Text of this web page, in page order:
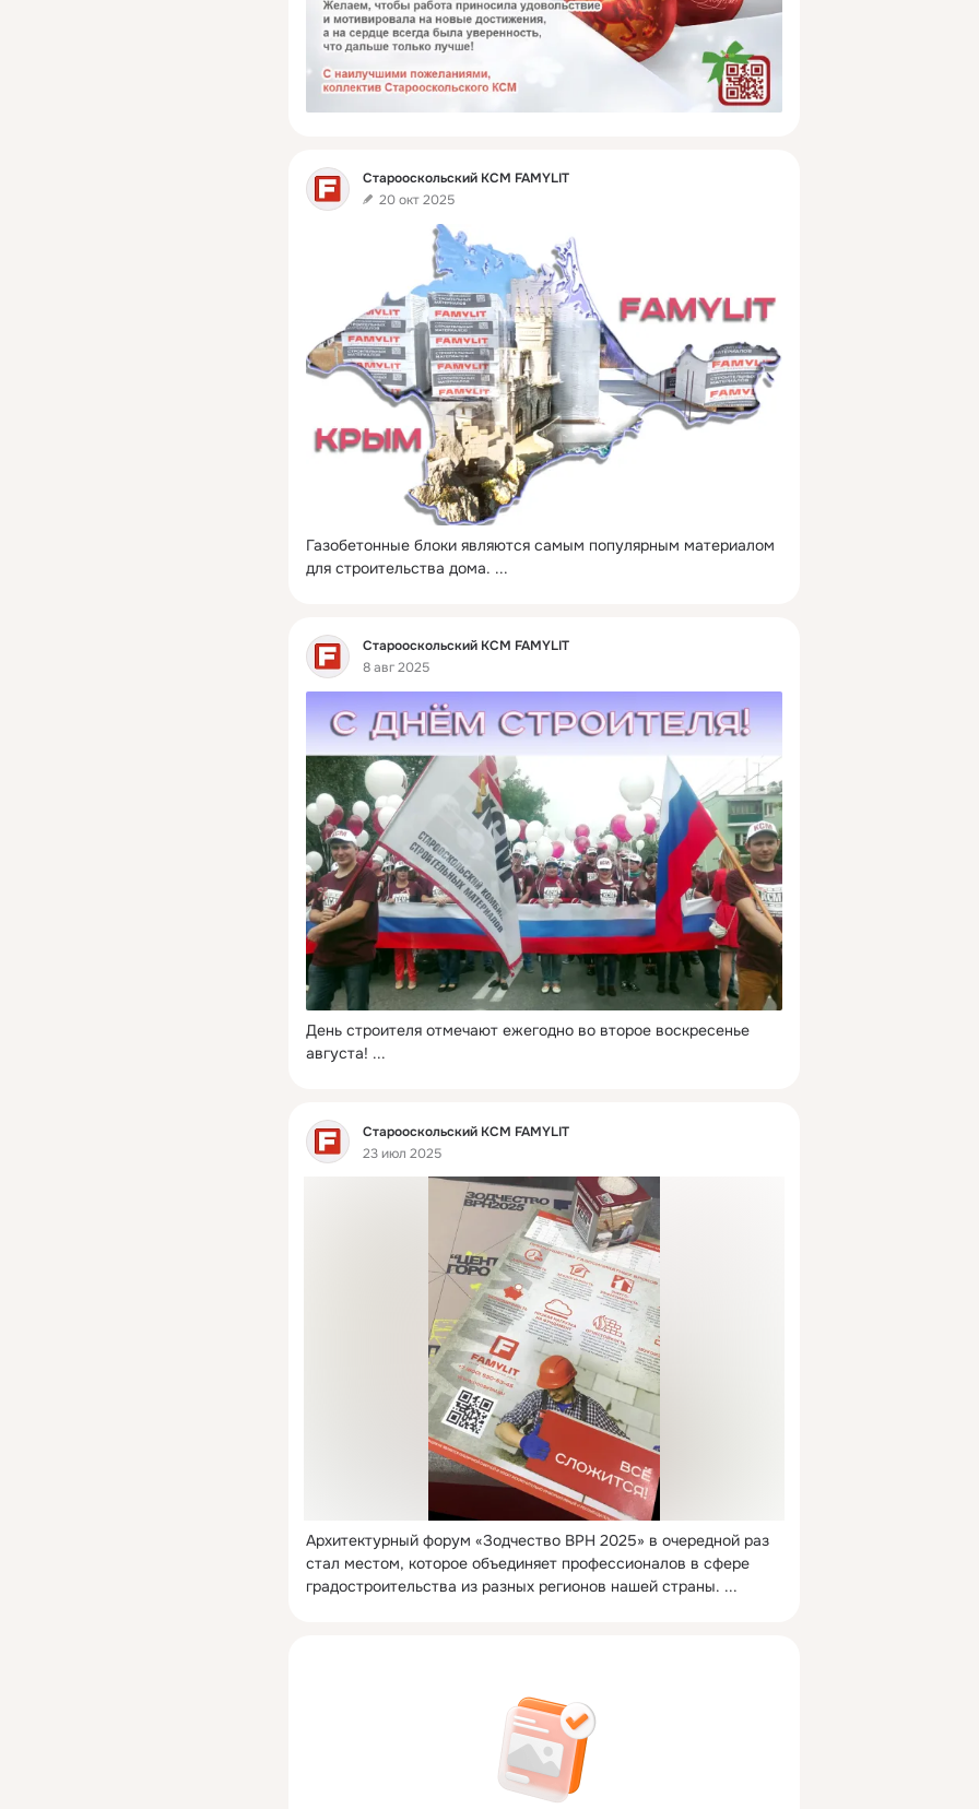
Фид
Старооскольский КСМ FAMYLIT
20 окт 2025
Газобетонные блоки являются самым популярным материалом
для строительства дома. ...
Фид
Старооскольский КСМ FAMYLIT
8 авг 2025
День строителя отмечают ежегодно во второе воскресенье
августа! ...
Фид
Старооскольский КСМ FAMYLIT
23 июл 2025
Архитектурный форум «Зодчество ВРН 2025» в очередной раз
стал местом, которое объединяет профессионалов в сфере
градостроительства из разных регионов нашей страны. ...